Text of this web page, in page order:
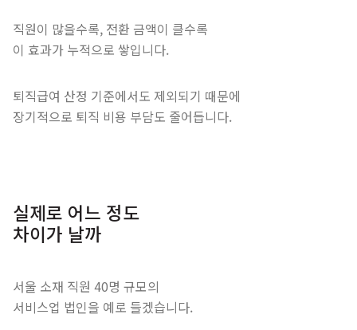
직원이 많을수록, 전환 금액이 클수록
이 효과가 누적으로 쌓입니다.
퇴직급여 산정 기준에서도 제외되기 때문에
장기적으로 퇴직 비용 부담도 줄어듭니다.
실제로 어느 정도
차이가 날까
서울 소재 직원 40명 규모의
서비스업 법인을 예로 들겠습니다.